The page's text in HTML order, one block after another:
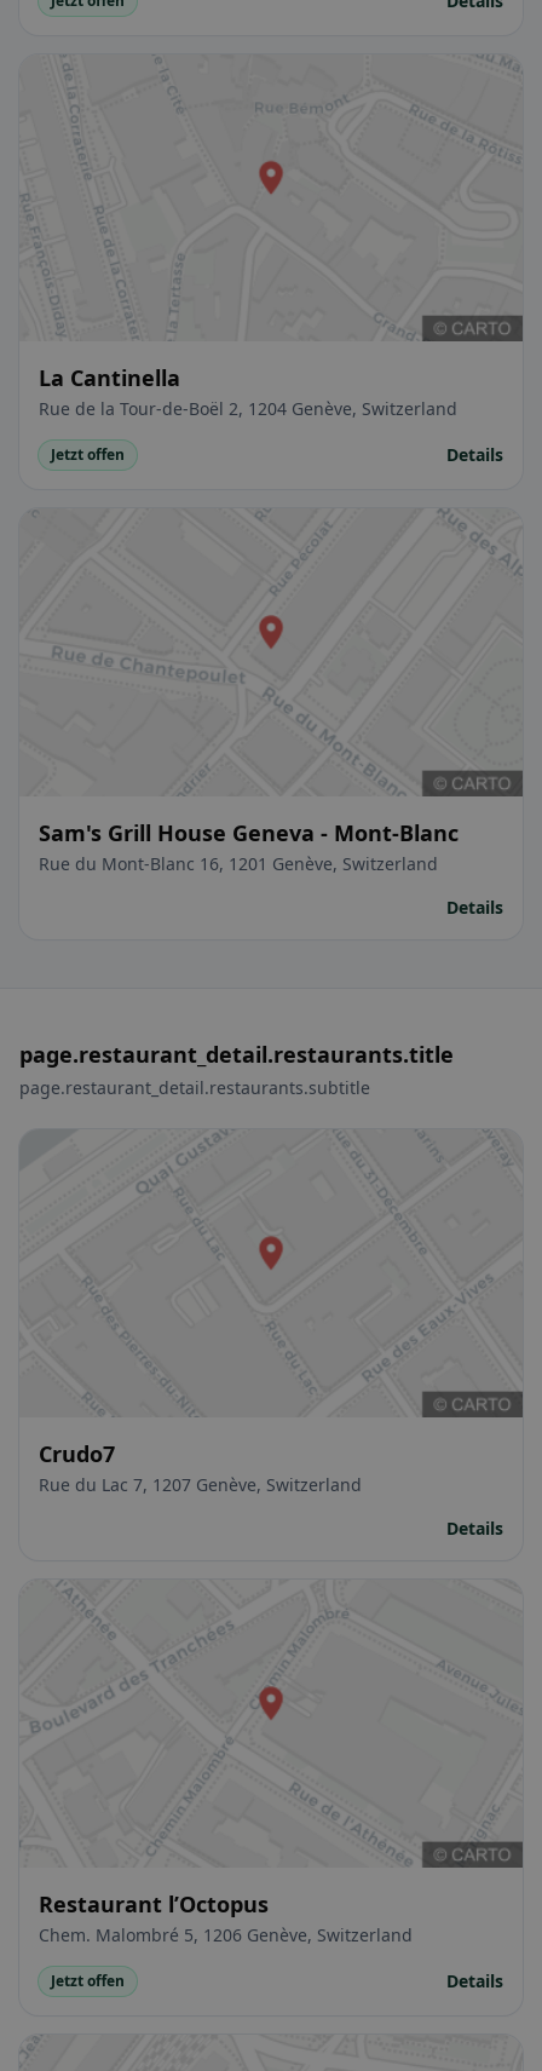
La Cantinella
Rue de la Tour-de-Boël 2, 1204 Genève, Switzerland
Jetzt offen Details
Sam's Grill House Geneva - Mont-Blanc
Rue du Mont-Blanc 16, 1201 Genève, Switzerland
Details
page.restaurant_detail.restaurants.title
page.restaurant_detail.restaurants.subtitle
Crudo7
Rue du Lac 7, 1207 Genève, Switzerland
Details
Restaurant l’Octopus
Chem. Malombré 5, 1206 Genève, Switzerland
Jetzt offen Details